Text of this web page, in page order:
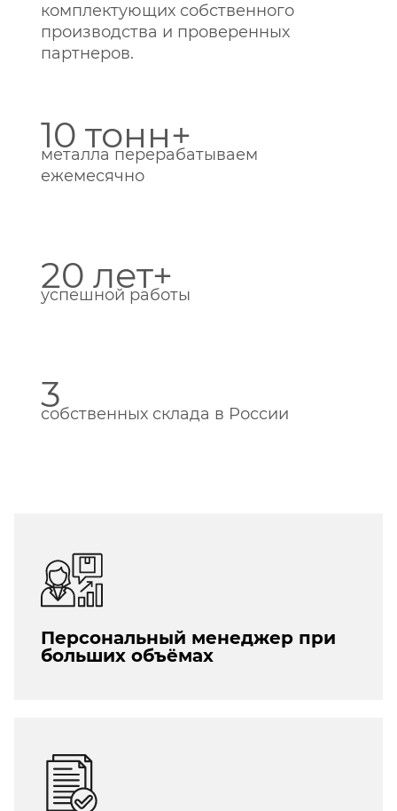
комплектующих собственного
производства и проверенных
партнеров.
10 тонн+
металла перерабатываем
ежемесячно
20 лет+
успешной работы
3
собственных склада в России
Персональный менеджер при
больших объёмах